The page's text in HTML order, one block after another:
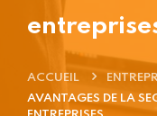
ACCUEIL
AVANTAGES DE LA